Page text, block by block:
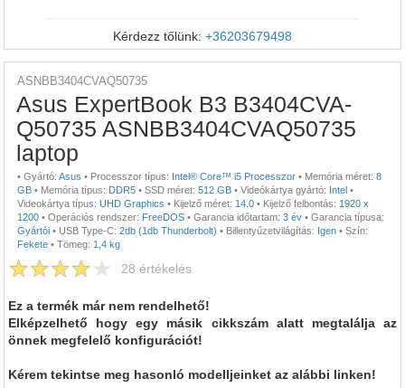
Kérdezz tőlünk: +36203679498
ASNBB3404CVAQ50735
Asus ExpertBook B3 B3404CVA-
Q50735 ASNBB3404CVAQ50735
laptop
• Gyártó: Asus • Processzor típus: Intel® Core™ i5 Processzor • Memória méret: 8
GB • Memória típus: DDR5 • SSD méret: 512 GB • Videókártya gyártó: Intel •
Videokártya típus: UHD Graphics • Kijelző méret: 14.0 • Kijelző felbontás: 1920 x
1200 • Operációs rendszer: FreeDOS • Garancia időtartam: 3 év • Garancia típusa:
Gyártói • USB Type-C: 2db (1db Thunderbolt) • Billentyűzetvilágítás: Igen • Szín:
Fekete • Tömeg: 1,4 kg
28 értékelés
Ez a termék már nem rendelhető!
Elképzelhető hogy egy másik cikkszám alatt megtalálja az
önnek megfelelő konfigurációt!
Kérem tekintse meg hasonló modelljeinket az alábbi linken!